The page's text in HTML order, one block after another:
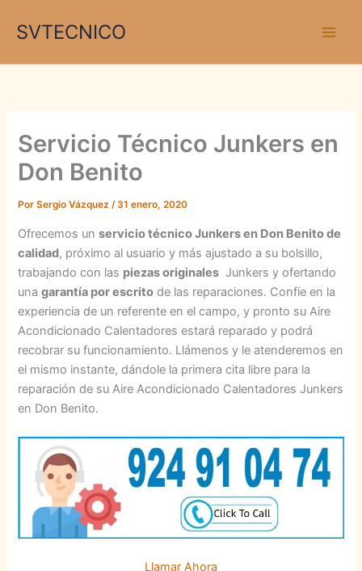
SVTECNICO
Servicio Técnico Junkers en
Don Benito
PorSergio Vázquez/31 enero, 2020
Ofrecemos unservicio técnico Junkers en Don Benito de
calidad, próximo al usuario y más ajustado a su bolsillo,
trabajando con las piezas originales Junkers y ofertando
unagarantía por escrito de las reparaciones. Confíe en la
experiencia de un referente en el campo, y pronto su Aire
Acondicionado Calentadores estará reparado y podrá
recobrar su funcionamiento. Llámenos y le atenderemos en
el mismo instante, dándole la primera cita libre para la
reparación de su Aire Acondicionado Calentadores Junkers
en Don Benito.
Llamar Ahora